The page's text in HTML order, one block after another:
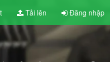
Tải lên Đăng nhập